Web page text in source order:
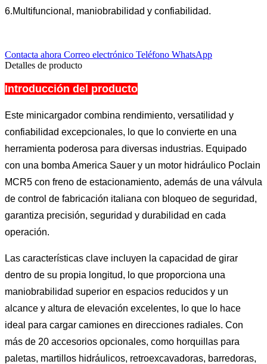
6.Multifuncional, maniobrabilidad y confiabilidad.
Contacta ahora Correo electrónico Teléfono WhatsApp
Detalles de producto
Introducción del producto
Este minicargador combina rendimiento, versatilidad y
confiabilidad excepcionales, lo que lo convierte en una
herramienta poderosa para diversas industrias. Equipado
con una bomba America Sauer y un motor hidráulico Poclain
MCR5 con freno de estacionamiento, además de una válvula
de control de fabricación italiana con bloqueo de seguridad,
garantiza precisión, seguridad y durabilidad en cada
operación.
Las características clave incluyen la capacidad de girar
dentro de su propia longitud, lo que proporciona una
maniobrabilidad superior en espacios reducidos y un
alcance y altura de elevación excelentes, lo que lo hace
ideal para cargar camiones en direcciones radiales. Con
más de 20 accesorios opcionales, como horquillas para
paletas, martillos hidráulicos, retroexcavadoras, barredoras,